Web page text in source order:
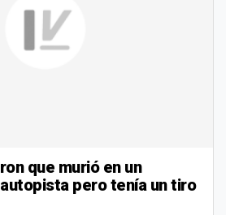
que murió en un
pero tenía un tiro